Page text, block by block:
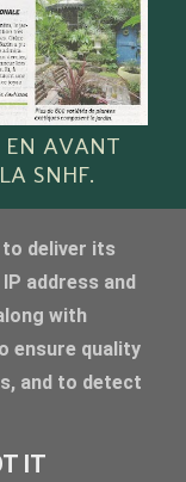
EN AVANT
SNHF.
contacter pour l'utilisation
deliver its
address and
with
ensure quality
and to detect
IT